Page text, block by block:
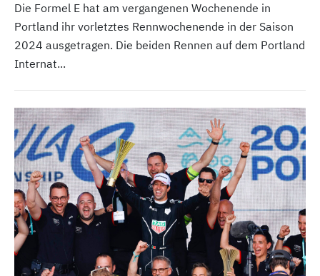
Die Formel E hat am vergangenen Wochenende in
Portland ihr vorletztes Rennwochenende in der Saison
2024 ausgetragen. Die beiden Rennen auf dem Portland
Internat...